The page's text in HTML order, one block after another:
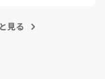
尻に痛みがきま
たたむような姿勢に
つけの時にトイレに
っかり排尿している
出ていました。今日
見る